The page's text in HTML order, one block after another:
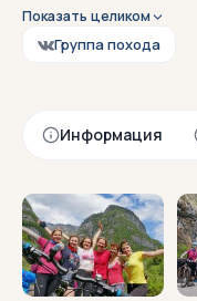
Ачандара — водопад
Афон— посёлок Эшера
город Сухум
Показать целиком
Группа похода
Информация